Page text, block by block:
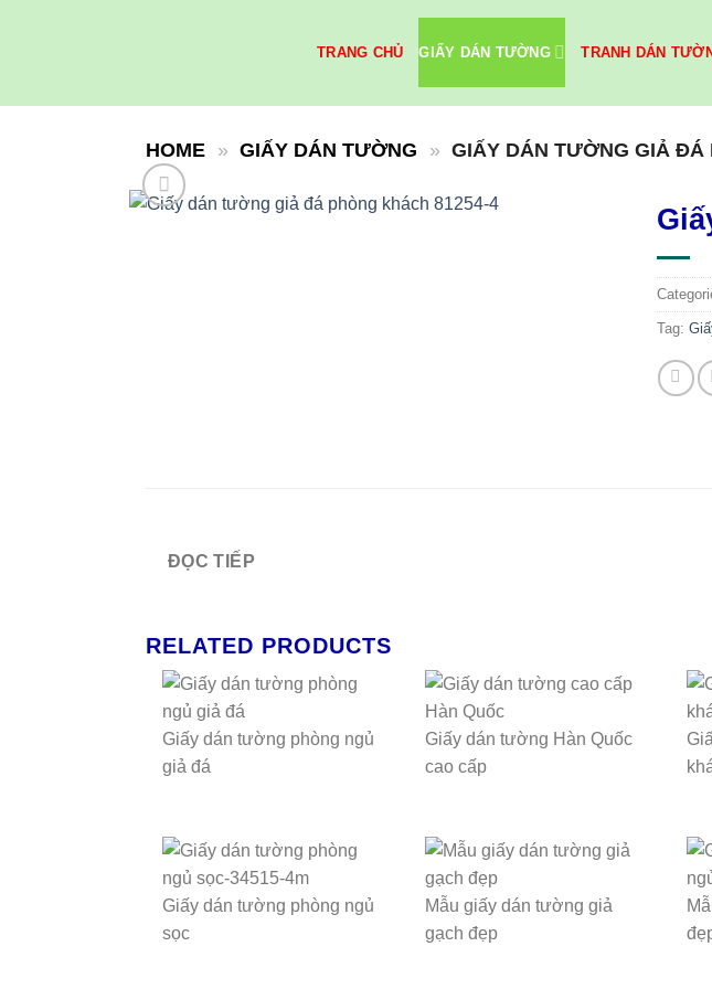
TRANG CHỦ GIẤY DÁN TƯỜNG TRANH DÁN
HOME » GIẤY DÁN TƯỜNG » GIẤY DÁN TƯỜNG GIẢ ĐÁ
Tag:
ĐỌC TIẾP
RELATED PRODUCTS
Giấy dán tường phòng ngủ
giả đá
Giấy dán tường Hàn Quốc
cao cấp
Giấy dán tường phòng ngủ
sọc
Mẫu giấy dán tường giả
gạch đẹp